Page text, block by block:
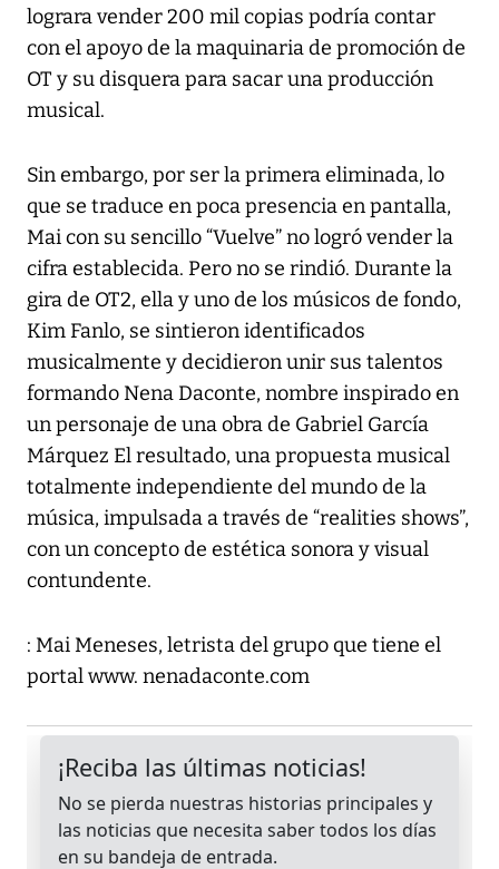
lograra vender 200 mil copias podría contar
con el apoyo de la maquinaria de promoción de
OT y su disquera para sacar una producción
musical.
Sin embargo, por ser la primera eliminada, lo
que se traduce en poca presencia en pantalla,
Mai con su sencillo “Vuelve” no logró vender la
cifra establecida. Pero no se rindió. Durante la
gira de OT2, ella y uno de los músicos de fondo,
Kim Fanlo, se sintieron identificados
musicalmente y decidieron unir sus talentos
formando Nena Daconte, nombre inspirado en
un personaje de una obra de Gabriel García
Márquez El resultado, una propuesta musical
totalmente independiente del mundo de la
música, impulsada a través de “realities shows”,
con un concepto de estética sonora y visual
contundente.
: Mai Meneses, letrista del grupo que tiene el
portal www. nenadaconte.com